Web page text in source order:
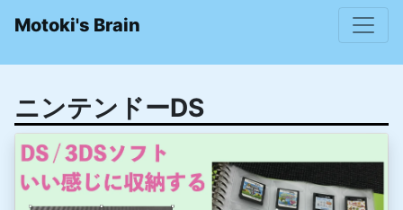
Motoki's Brain
ニンテンドーDS